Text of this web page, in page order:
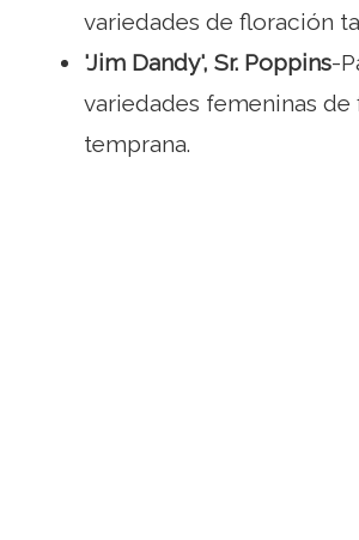
variedades de floración
'Jim Dandy', Sr. Poppins-
variedades femeninas de
temprana.